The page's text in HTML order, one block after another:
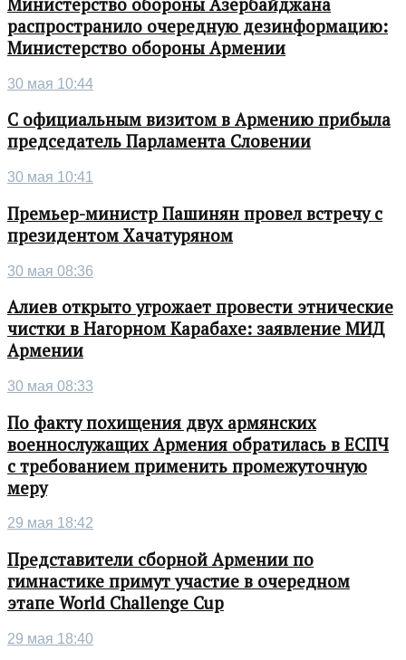
Министерство обороны Азербайджана
распространило очередную дезинформацию:
Министерство обороны Армении
30 мая 10:44
С официальным визитом в Армению прибыла
председатель Парламента Словении
30 мая 10:41
Премьер-министр Пашинян провел встречу с
президентом Хачатуряном
30 мая 08:36
Алиев открыто угрожает провести этнические
чистки в Нагорном Карабахе: заявление МИД
Армении
30 мая 08:33
По факту похищения двух армянских
военнослужащих Армения обратилась в ЕСПЧ
с требованием применить промежуточную
меру
29 мая 18:42
Представители сборной Армении по
гимнастике примут участие в очередном
этапе World Challenge Cup
29 мая 18:40